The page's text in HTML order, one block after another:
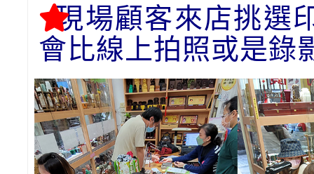
現場顧客來店挑選
會比線上拍照或是錄